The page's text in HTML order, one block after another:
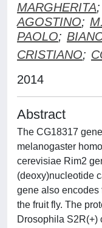
MARGHERITA;
AGOSTINO;
PAOLO;
CRISTIANO;
2014
Abstract
The CG18317
melanogaster
cerevisiae Rim2
(deoxy)nucleotide
gene also encodes
the fruit fly. The
Drosophila S2R(+)